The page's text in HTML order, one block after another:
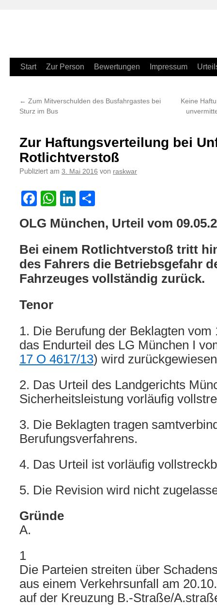
Zum
springen
Start Zur Person Bewertungen Impressum
← Zum Mitverschulden des Busfahrgastes bei
Sturz im Bus
Keine
Zur Haftungsverteilung bei
Rotlichtverstoß
Publiziert am 3. Mai 2016 von raskwar
Facebook
WhatsApp
LinkedIn
OLG München, Urteil vom
Bei einem Rotlichtverstoß tritt
des Fahrers die Betriebsgefahr
Fahrzeuges vollständig zurück.
Tenor
1. Die Berufung der Beklagten vom
das Endurteil des LG München I
17 O 4617/13) wird
2. Das Urteil des Landgerichts
Sicherheitsleistung vorläufig
3. Die Beklagten tragen
Berufungsverfahrens.
4. Das Urteil ist vorläufig
5. Die Revision wird nicht
Gründe
A.
1
Die Parteien streiten über
aus einem Verkehrsunfall am
auf der Kreuzung B.-Straße/